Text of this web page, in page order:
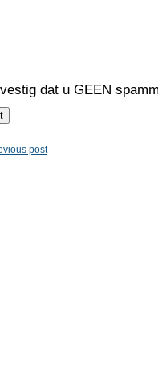
dat u GEEN
post